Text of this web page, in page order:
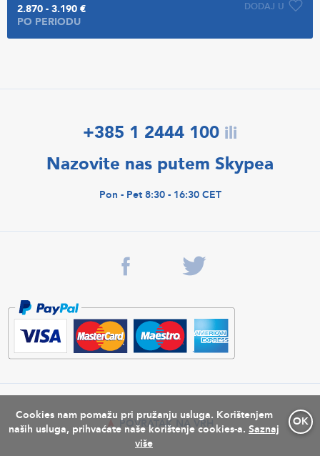
Cookies nam pomažu pri pružanju usluga. Korištenjem
naših usluga, prihvaćate naše korištenje cookies-a.
OK
Saznaj
više
DODAJ U
2.870 - 3.190 €
PO PERIODU
+385 1 2444 100 ili
Nazovite nas putem Skypea
Pon - Pet 8:30 - 16:30 CET
POVRATAK NA VRH